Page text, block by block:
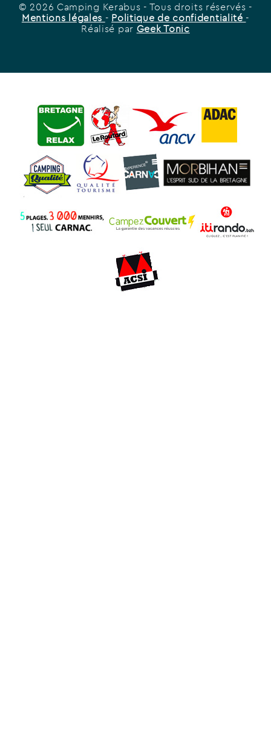
© 2026 Camping Kerabus - Tous droits réservés -
Mentions légales - Politique de confidentialité -
Réalisé par Geek Tonic